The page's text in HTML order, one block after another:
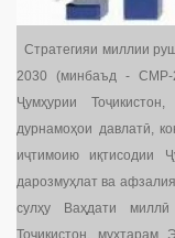
Стратегияи миллии
2030 (минбаъд - СМР-
Ҷумҳурии
дурнамоҳои давлатӣ,
иҷтимоию иқтисодии
дарозмуҳлат ва
сулҳу Ваҳдати
Тоҷикистон,